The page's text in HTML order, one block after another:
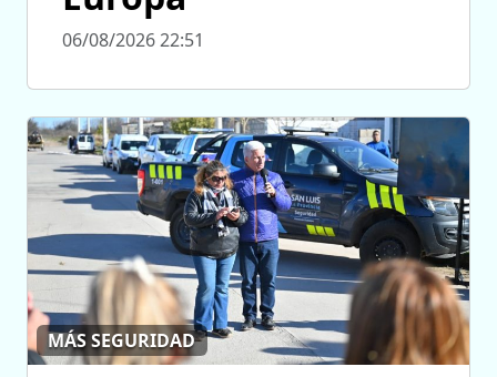
06/08/2026 22:51
MÁS SEGURIDAD